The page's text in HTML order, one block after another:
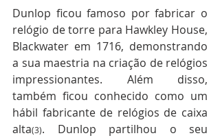
Dunlop ficou famoso por fabricar o
relógio de torre para Hawkley House,
Blackwater em 1716, demonstrando
a sua maestria na criação de relógios
impressionantes. Além disso,
também ficou conhecido como um
hábil fabricante de relógios de caixa
alta(3). Dunlop partilhou o seu